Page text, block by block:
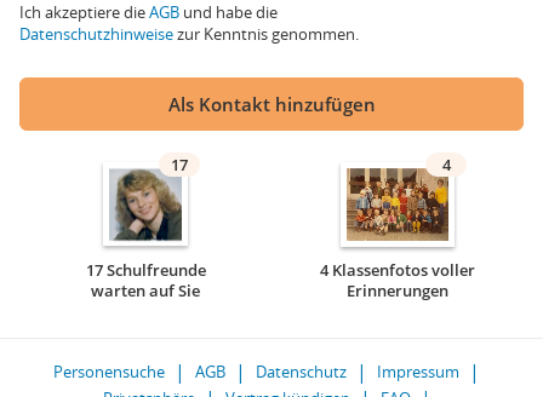
Ich akzeptiere dieAGB und habe die
Datenschutzhinweisezur Kenntnis genommen.
Als Kontakt hinzufügen
17
17 Schulfreunde
warten auf Sie
4
4 Klassenfotos voller
Erinnerungen
Personensuche AGB Datenschutz
Impressum